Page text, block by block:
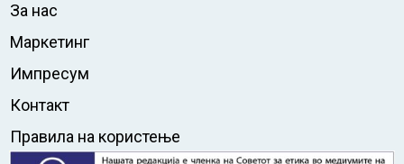
За нас
Маркетинг
Импресум
Контакт
Правила на користење